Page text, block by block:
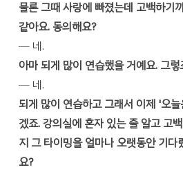
물론 그때 사랑에 빠졌는데 고백하기
같아요. 동의해요?
─ 네.
아마 되게 많이 연습했을 거예요. 그렇
─ 네.
되게 많이 연습하고 그래서 이제 '오
겠죠. 강의실에 혼자 있는 줄 알고 고
지 그 타이밍을 얼마나 오랫동안 기다
요?